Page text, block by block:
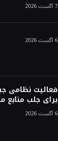
7 آگست 2026
6 آگست 2026
فعالیت نظامی
برای جلب منابع
6 آگست 2026